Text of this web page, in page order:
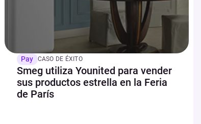
Pay CASO DE ÉXITO
Smeg utiliza Younited para vender
sus productos estrella en la Feria
de París